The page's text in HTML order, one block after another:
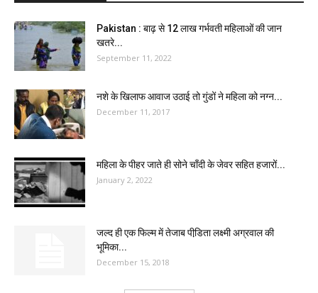
Pakistan : बाढ़ से 12 लाख गर्भवती महिलाओं की जान
खतरे...
September 11, 2022
नशे के खिलाफ आवाज उठाई तो गुंडों ने महिला को नग्न...
December 11, 2017
महिला के पीहर जाते ही सोने चाँदी के जेवर सहित हजारों...
January 2, 2022
जल्द ही एक फिल्म में तेजाब पीडि़ता लक्ष्मी अग्रवाल की
भूमिका...
December 15, 2018